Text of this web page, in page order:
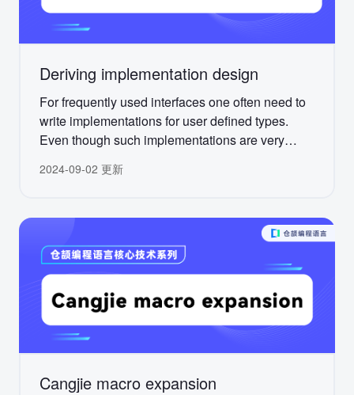
Deriving implementation design
For frequently used interfaces one often need to
write implementations for user defined types.
Even though such implementations are very
"mechanical work", especially for so called data
usually perceived as annoying and boring. Also
some interfaces also require to implement a lot of
functions, e.g. Comparable requires to implement
9 functions.
2024-09-02 更新
Cangjie macro expansion